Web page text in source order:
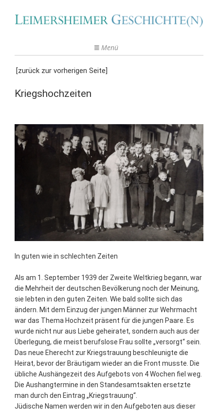
Menü
[zurück zur vorherigen Seite]
Kriegshochzeiten
In guten wie in schlechten Zeiten
Als am 1. September 1939 der Zweite Weltkrieg begann, war
die Mehrheit der deutschen Bevölkerung noch der Meinung,
sie lebten in den guten Zeiten. Wie bald sollte sich das
ändern. Mit dem Einzug der jungen Männer zur Wehrmacht
war das Thema Hochzeit präsent für die jungen Paare. Es
wurde nicht nur aus Liebe geheiratet, sondern auch aus der
Überlegung, die meist berufslose Frau sollte „versorgt“ sein.
Das neue Eherecht zur Kriegstrauung beschleunigte die
Heirat, bevor der Bräutigam wieder an die Front musste. Die
übliche Aushängezeit des Aufgebots von 4 Wochen fiel weg.
Die Aushangtermine in den Standesamtsakten ersetzte
man durch den Eintrag „Kriegstrauung“.
Jüdische Namen werden wir in den Aufgeboten aus dieser